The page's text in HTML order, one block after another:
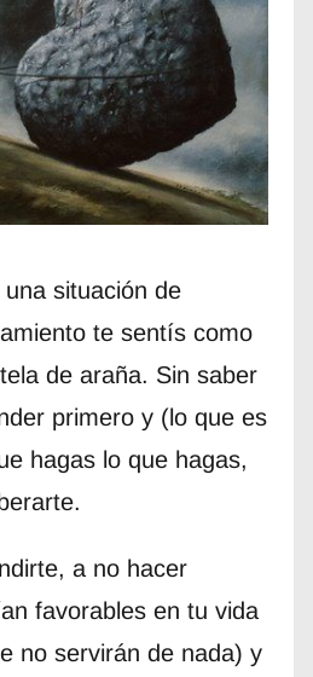
situación de
te sentís como
de araña. Sin saber
primero y (lo que es
hagas lo que hagas,
a no hacer
favorables en tu vida
no servirán de nada) y